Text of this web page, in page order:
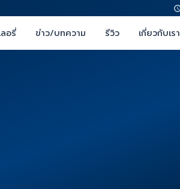
อรี่ ข่าว/บทความ รีวิว เกี่ยวกับเรา